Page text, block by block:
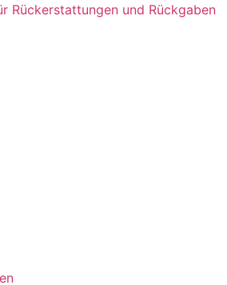
Rückerstattungen und Rückgaben